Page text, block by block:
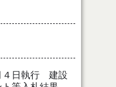
４日執行 建設